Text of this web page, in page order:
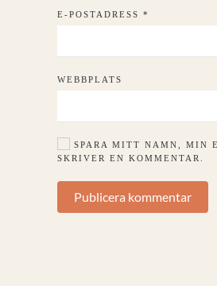
E-POSTADRESS *
WEBBPLATS
SPARA MITT NAMN, MIN
SKRIVER EN KOMMENTAR.
Publicera kommentar